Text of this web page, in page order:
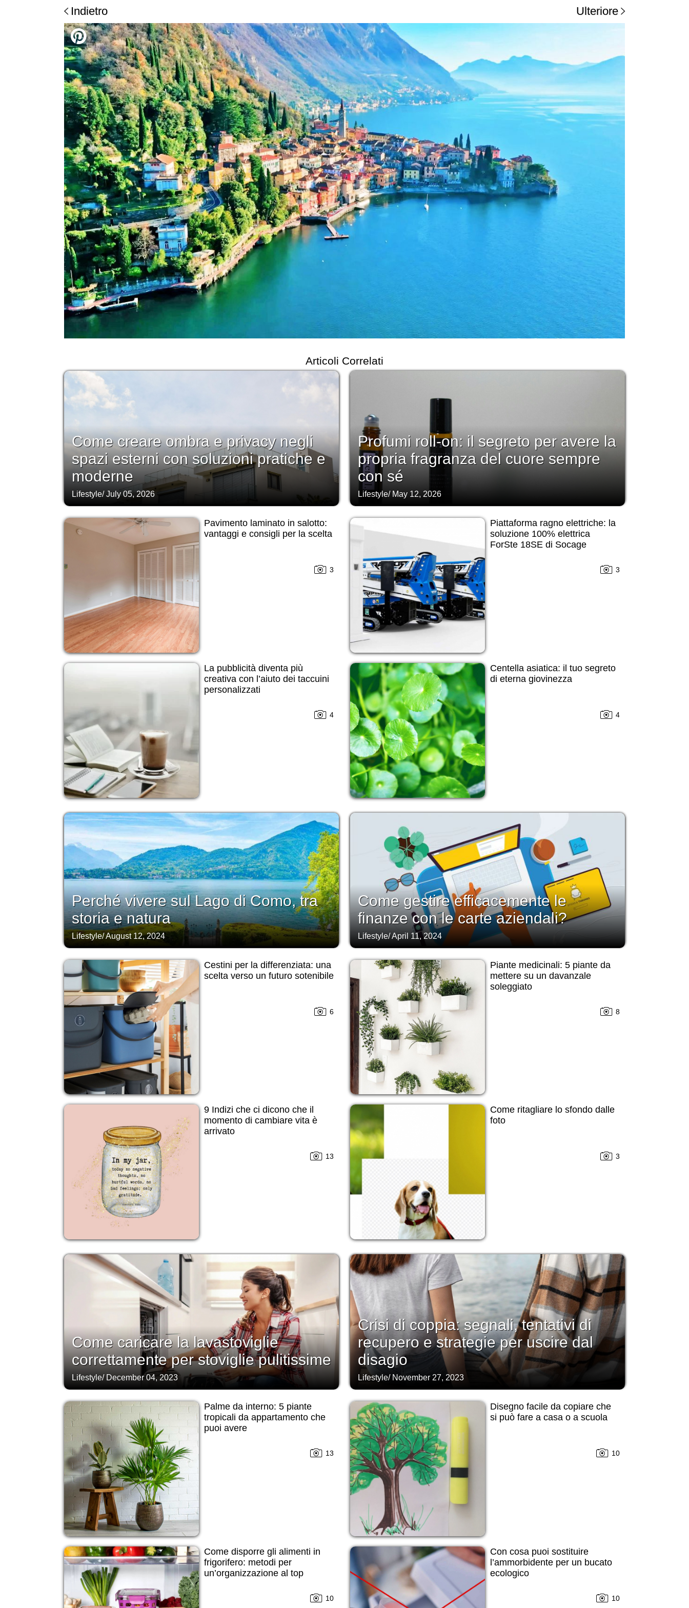
Indietro Ulteriore
Articoli Correlati
Come creare ombra e privacy negli
spazi esterni con soluzioni pratiche e
moderne
Lifestyle/July 05, 2026
Profumi roll-on: il segreto per avere la
propria fragranza del cuore sempre
con sé
Lifestyle/ May 12, 2026
Pavimento laminato in salotto:
vantaggi e consigli per la scelta
3
Piattaforma ragno elettriche: la
soluzione 100% elettrica
ForSte 18SE di Socage
3
La pubblicità diventa più
creativa con l’aiuto dei taccuini
personalizzati
4
Centella asiatica: il tuo segreto
di eterna giovinezza
4
Perché vivere sul Lago di Como, tra
storia e natura
Lifestyle/August 12, 2024
Come gestire efficacemente le
finanze con le carte aziendali?
Lifestyle/April 11, 2024
Cestini per la differenziata: una
scelta verso un futuro sotenibile
6
Piante medicinali: 5 piante da
mettere su un davanzale
soleggiato
8
9 Indizi che ci dicono che il
momento di cambiare vita è
arrivato
13
Come ritagliare lo sfondo dalle
foto
3
Come caricare la lavastoviglie
correttamente per stoviglie pulitissime
Lifestyle/ December 04, 2023
Crisi di coppia: segnali, tentativi di
recupero e strategie per uscire dal
disagio
Lifestyle/ November 27, 2023
Palme da interno: 5 piante
tropicali da appartamento che
puoi avere
13
Disegno facile da copiare che
si può fare a casa o a scuola
10
Come disporre gli alimenti in
frigorifero: metodi per
un’organizzazione al top
10
Con cosa puoi sostituire
l’ammorbidente per un bucato
ecologico
10